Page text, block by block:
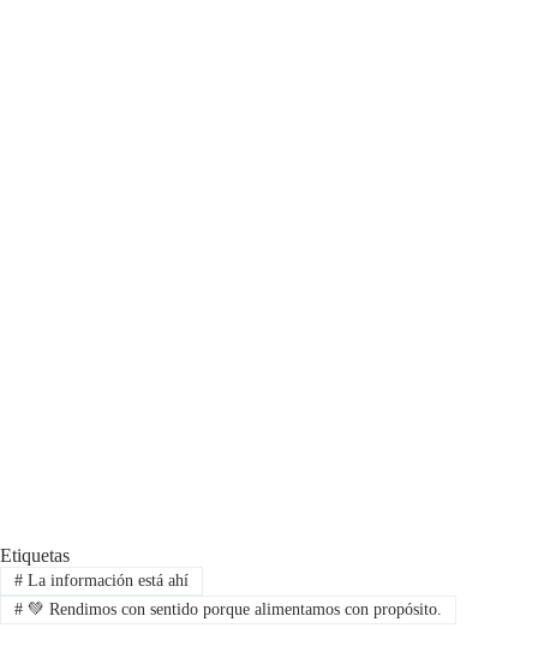
Etiquetas
#La información está ahí
#💚 Rendimos con sentido porque alimentamos con propósito.